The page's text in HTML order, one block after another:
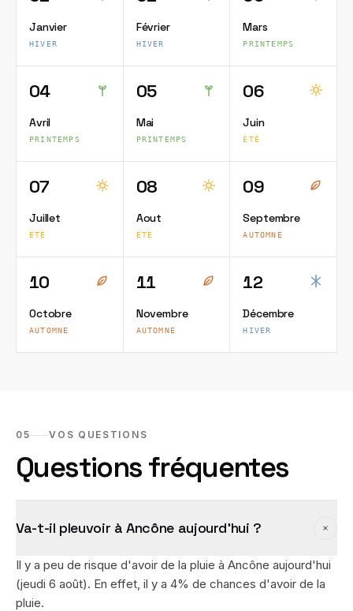
Janvier
HIVER
Février
HIVER
Mars
PRINTEMPS
04
Avril
PRINTEMPS
05
Mai
PRINTEMPS
06
Juin
ÉTÉ
07
Juillet
ÉTÉ
08
Aout
ÉTÉ
09
Septembre
AUTOMNE
10
Octobre
AUTOMNE
11
Novembre
AUTOMNE
12
Décembre
HIVER
05 VOS QUESTIONS
Questions fréquentes
Va-t-il pleuvoir à Ancône aujourd'hui ?
Il y a peu de risque d'avoir de la pluie à Ancône aujourd'hui
(jeudi 6 août). En effet, il y a 4% de chances d'avoir de la
pluie.